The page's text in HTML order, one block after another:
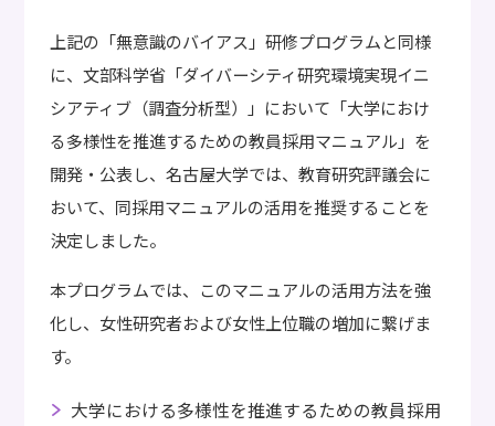
上記の「無意識のバイアス」研修プログラムと同様
に、文部科学省「ダイバーシティ研究環境実現イニ
シアティブ（調査分析型）」において「大学におけ
る多様性を推進するための教員採用マニュアル」を
開発・公表し、名古屋大学では、教育研究評議会に
おいて、同採用マニュアルの活用を推奨することを
決定しました。
本プログラムでは、このマニュアルの活用方法を強
化し、女性研究者および女性上位職の増加に繋げま
す。
大学における多様性を推進するための教員採用